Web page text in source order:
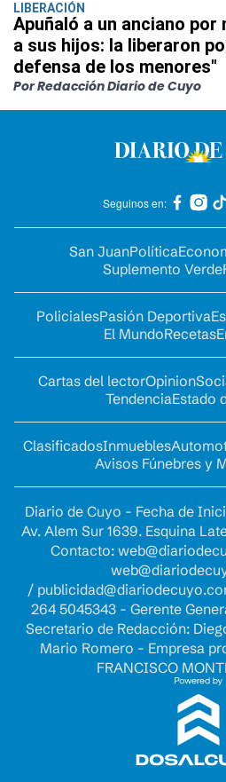
LIBERACIÓN
Apuñaló a un anciano
a sus hijos: la liberaron
defensa de los menores"
Por Redacción Diario de Cuyo
Seguinos en:
San JuanPolítica
Suplemento Verde
PolicialesPasión Deportiva
El MundoRecetas
Cartas del lectorOpinion
TendenciaEstado
ClasificadosInmuebles
Avisos Fúnebres y
Diario de Cuyo - Fecha de
Av. Alem Sur 1639. Esquina
Contacto:
/
264 5045343 - Gerente
Secretario de Redacción:
Mario Romero - Empresa
FRANCISCO